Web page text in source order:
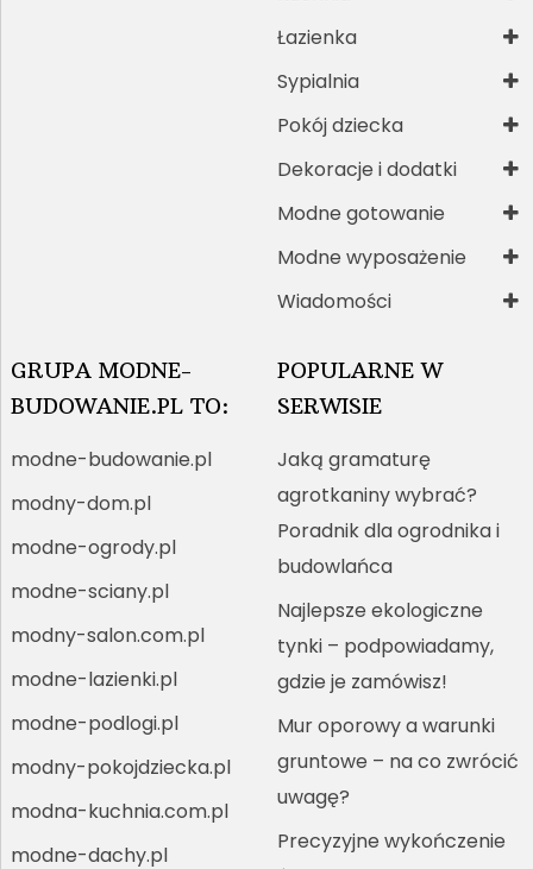
Łazienka
Sypialnia
Pokój dziecka
Dekoracje i dodatki
Modne gotowanie
Modne wyposażenie
Wiadomości
GRUPA MODNE-
BUDOWANIE.PL TO:
modne-budowanie.pl
modny-dom.pl
modne-ogrody.pl
modne-sciany.pl
modny-salon.com.pl
modne-lazienki.pl
modne-podlogi.pl
modny-pokojdziecka.pl
modna-kuchnia.com.pl
modne-dachy.pl
POPULARNE W
SERWISIE
Jaką gramaturę
agrotkaniny wybrać?
Poradnik dla ogrodnika i
budowlańca
Najlepsze ekologiczne
tynki – podpowiadamy,
gdzie je zamówisz!
Mur oporowy a warunki
gruntowe – na co zwrócić
uwagę?
Precyzyjne wykończenie